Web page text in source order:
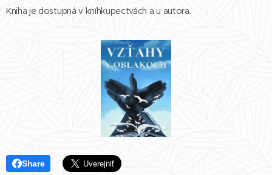
Kniha je dostupná v kníhkupectvách a u autora.
Share